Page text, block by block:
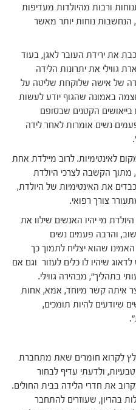
ורבות מהיולדות מעדיפות
נוחות יותר מאשר
את ירידת העובר לאגן, בעוד
גווילי את יתרונות הלידה
של אישה שלוקחת שליטה על
באמונה שהגוף יודע לעשות
הקטנים שבסופם
נשים אומרות לאחר לידה
לאינטימיות. לרוב מיילדת אחת
מתוך הקשבה לצרכי היולדת
את האינטימיות של היולדת,
צורך רפואי.
מי יהיו האנשים שילוו את
והרבה פעמים נשים
שהוא יצליח לתמוך כך
שיהיו לו כלים לעזור וגם אם
בתהליך", מבהירה גווילי.
איתה קשר מיוחד, אמא, אחות
שיודעים להיות תומכים,
לקרוא חומרים שאת מתחברת
ולדעתי עדיף לבחור
את חדרי הלידה בבית החולים.
בהריון, שעוזרים להתחבר